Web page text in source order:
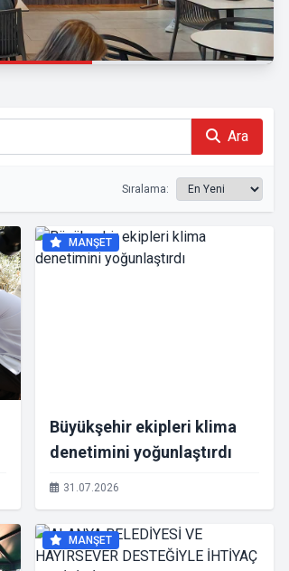
Ara
Sıralama:
MANŞET
Büyükşehir ekipleri klima
denetimini yoğunlaştırdı
31.07.2026
MANŞET